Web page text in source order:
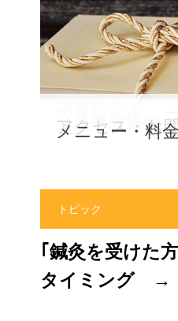
院長・スタッ
交通事故施術
アクセス・お
メニュー・料
トピック
｢鍼灸を受けた
タイミング →